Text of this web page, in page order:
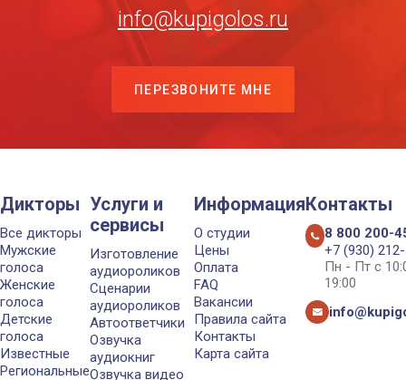
info@kupigolos.ru
ПЕРЕЗВОНИТЕ МНЕ
Дикторы
Все дикторы
Мужские
голоса
Женские
голоса
Детские
голоса
Известные
Региональные
Услуги и
сервисы
Изготовление
аудиороликов
Сценарии
аудиороликов
Автоответчики
Озвучка
аудиокниг
Озвучка видео
Информация
О студии
Цены
Оплата
FAQ
Вакансии
Правила сайта
Контакты
Карта сайта
Контакты
8 800 200-
+7 (930)
Пн - Пт с
19:00